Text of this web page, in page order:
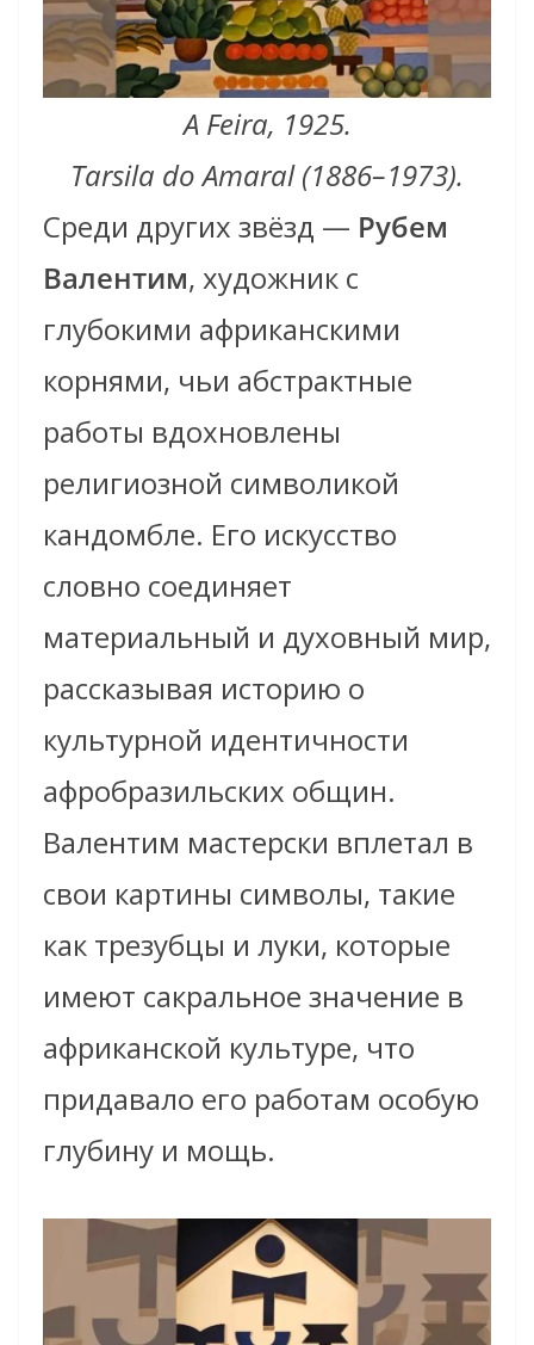
A Feira, 1925.
Tarsila do Amaral (1886–1973).
Среди других звёзд — Рубем
Валентим, художник с
глубокими африканскими
корнями, чьи абстрактные
работы вдохновлены
религиозной символикой
кандомбле. Его искусство
словно соединяет
материальный и духовный мир,
рассказывая историю о
культурной идентичности
афробразильских общин.
Валентим мастерски вплетал в
свои картины символы, такие
как трезубцы и луки, которые
имеют сакральное значение в
африканской культуре, что
придавало его работам особую
глубину и мощь.